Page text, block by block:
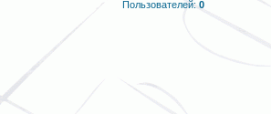
Пользователей: 0